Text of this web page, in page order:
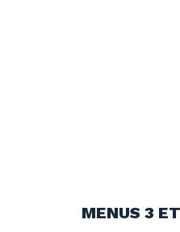
MENUS 3